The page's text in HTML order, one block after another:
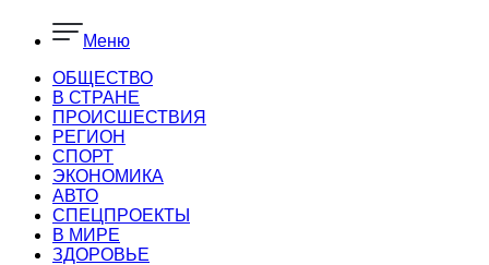
Меню
ОБЩЕСТВО
В СТРАНЕ
ПРОИСШЕСТВИЯ
РЕГИОН
CПОРТ
ЭКОНОМИКА
АВТО
СПЕЦПРОЕКТЫ
В МИРЕ
ЗДОРОВЬЕ